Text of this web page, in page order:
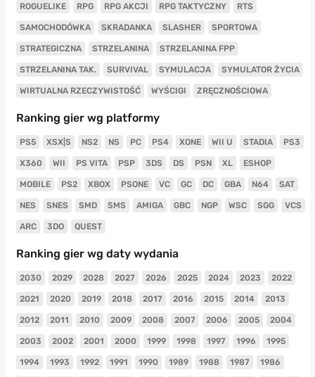
ROGUELIKE RPG RPG AKCJI RPG TAKTYCZNY RTS
SAMOCHODÓWKA SKRADANKA SLASHER SPORTOWA
STRATEGICZNA STRZELANINA STRZELANINA FPP
STRZELANINA TAK. SURVIVAL SYMULACJA SYMULATOR ŻYCIA
WIRTUALNA RZECZYWISTOŚĆ WYŚCIGI ZRĘCZNOŚCIOWA
Ranking gier wg platformy
PS5 XSX|S NS2 NS PC PS4 XONE WII U STADIA PS3
X360 WII PS VITA PSP 3DS DS PSN XL ESHOP
MOBILE PS2 XBOX PSONE VC GC DC GBA N64 SAT
NES SNES SMD SMS AMIGA GBC NGP WSC SGG VCS
ARC 3DO QUEST
Ranking gier wg daty wydania
2030 2029 2028 2027 2026 2025 2024 2023 2022
2021 2020 2019 2018 2017 2016 2015 2014 2013
2012 2011 2010 2009 2008 2007 2006 2005 2004
2003 2002 2001 2000 1999 1998 1997 1996 1995
1994 1993 1992 1991 1990 1989 1988 1987 1986